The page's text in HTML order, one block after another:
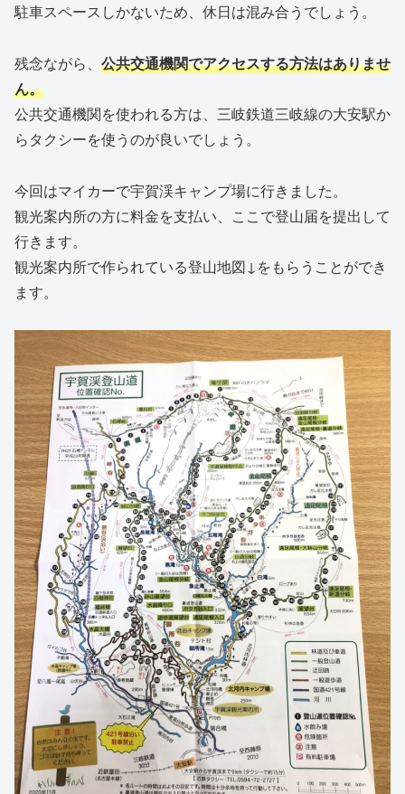
駐車スペースしかないため、休日は混み合うでしょう。
残念ながら、 公共交通機関でアクセスする方法はありませ
ん。
公共交通機関を使われる方は、三岐鉄道三岐線の大安駅か
らタクシーを使うのが良いでしょう。
今回はマイカーで宇賀渓キャンプ場に行きました。
観光案内所の方に料金を支払い、ここで登山届を提出して
行きます。
観光案内所で作られている登山地図↓をもらうことができ
ます。